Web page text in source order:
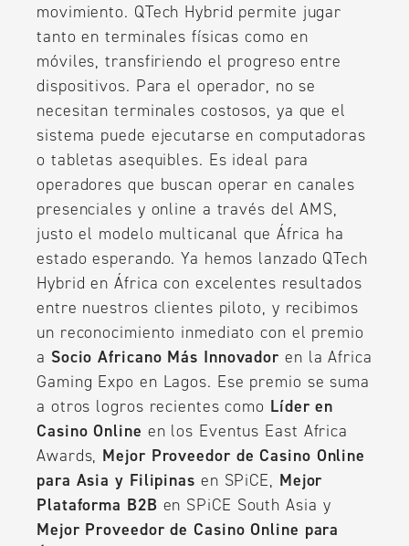
movimiento. QTech Hybrid permite jugar
tanto en terminales físicas como en
móviles, transfiriendo el progreso entre
dispositivos. Para el operador, no se
necesitan terminales costosos, ya que el
sistema puede ejecutarse en computadoras
o tabletas asequibles. Es ideal para
operadores que buscan operar en canales
presenciales y online a través del AMS,
justo el modelo multicanal que África ha
estado esperando. Ya hemos lanzado QTech
Hybrid en África con excelentes resultados
entre nuestros clientes piloto, y recibimos
un reconocimiento inmediato con el premio
a Socio Africano Más Innovador en la Africa
Gaming Expo en Lagos. Ese premio se suma
a otros logros recientes como Líder en
Casino Online en los Eventus East Africa
Awards, Mejor Proveedor de Casino Online
para Asia y Filipinas en SPiCE, Mejor
Plataforma B2B en SPiCE South Asia y
Mejor Proveedor de Casino Online para